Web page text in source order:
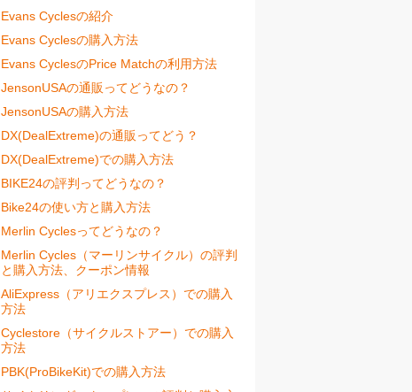
Evans Cyclesの紹介
Evans Cyclesの購入方法
Evans CyclesのPrice Matchの利用方法
JensonUSAの通販ってどうなの？
JensonUSAの購入方法
DX(DealExtreme)の通販ってどう？
DX(DealExtreme)での購入方法
BIKE24の評判ってどうなの？
Bike24の使い方と購入方法
Merlin Cyclesってどうなの？
Merlin Cycles（マーリンサイクル）の評判
と購入方法、クーポン情報
AliExpress（アリエクスプレス）での購入
方法
Cyclestore（サイクルストアー）での購入
方法
PBK(ProBikeKit)での購入方法